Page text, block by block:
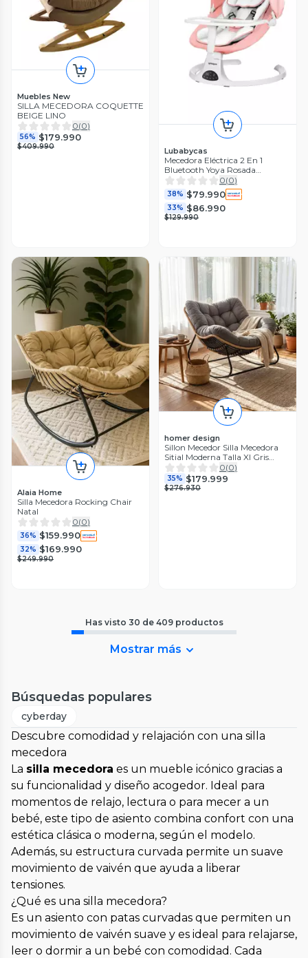
Muebles New
SILLA MECEDORA COQUETTE
BEIGE LINO
0(0)
56% $179.990
$409.990 Lubabycas
Mecedora Eléctrica 2 En 1
Bluetooth Yoya Rosada
LuBabycas
0(0)
38% $79.990
33% $86.990
$129.990
Alaia Home
Silla Mecedora Rocking Chair
Natal
0(0)
36% $159.990
32% $169.990
$249.990
homer design
Sillon Mecedor Silla Mecedora
Sitial Moderna Talla Xl Gris
Oscuro Liso
0(0)
35% $179.999
$276.930
Has visto 30 de 409 productos
Mostrar más
Búsquedas populares
cyberday
Descubre comodidad y relajación con una silla
mecedora
La silla mecedora es un mueble icónico gracias a
su funcionalidad y diseño acogedor. Ideal para
momentos de relajo, lectura o para mecer a un
bebé, este tipo de asiento combina confort con una
estética clásica o moderna, según el modelo.
Además, su estructura curvada permite un suave
movimiento de vaivén que ayuda a liberar
tensiones.
¿Qué es una silla mecedora?
Es un asiento con patas curvadas que permiten un
movimiento de vaivén suave y es ideal para relajarse,
leer o dormir a un bebé con comodidad. Cada